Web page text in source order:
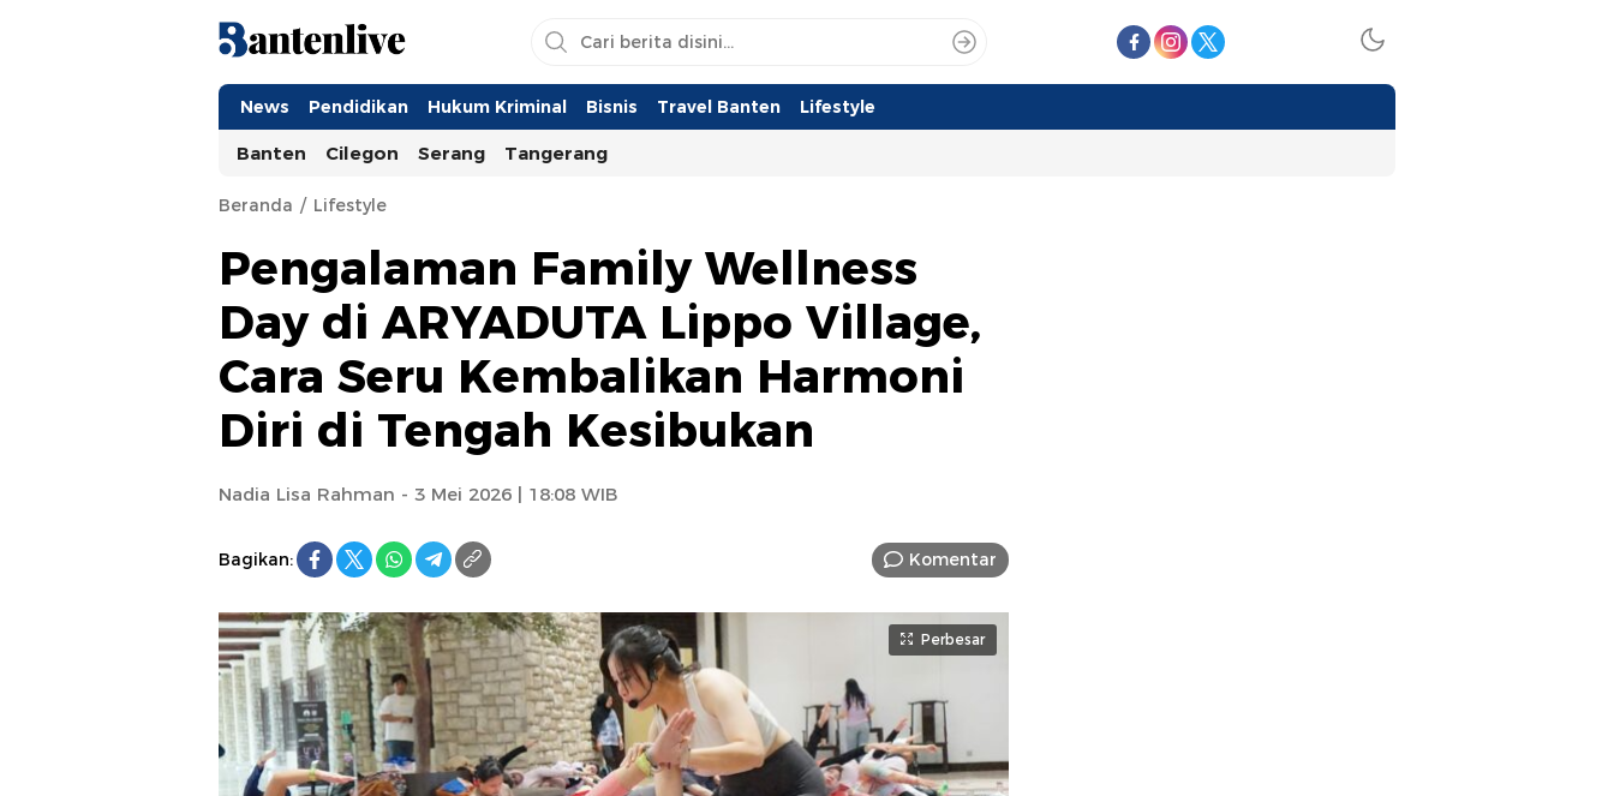
Bantenlive.com
Informasi Banten Terkini
News Pendidikan Hukum Kriminal Bisnis Travel Banten Lifestyle
Banten Cilegon Serang Tangerang
Beranda Lifestyle
Pengalaman Family Wellness
Day di ARYADUTA Lippo Village,
Cara Seru Kembalikan Harmoni
Diri di Tengah Kesibukan
Nadia Lisa Rahman - 3 Mei 2026 | 18:08 WIB
Bagikan: Komentar
Perbesar